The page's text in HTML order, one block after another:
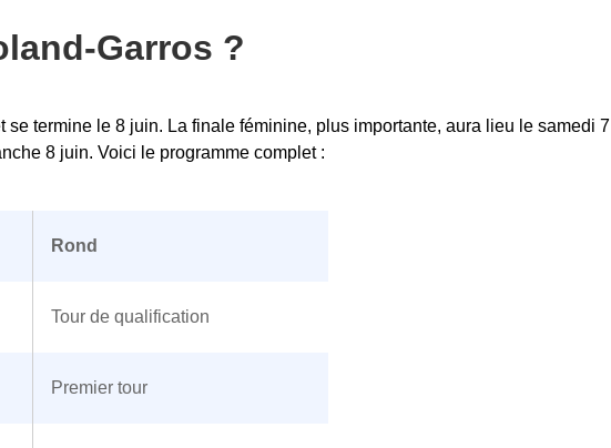
Garros ?
se termine le 8 juin. La finale féminine, plus importante, aura lieu le samedi 7
8 juin. Voici le programme complet :
Rond
Tour de qualification
Premier tour